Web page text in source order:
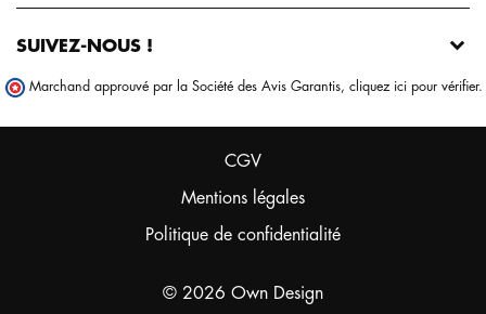
SUIVEZ-NOUS !
Marchand approuvé par la Société des Avis Garantis, cliquez ici pour vérifier.
© 2026 Own Design
CGV
Mentions légales
Politique de confidentialité